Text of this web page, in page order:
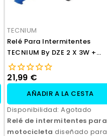
TECNIUM
Relé Para Intermitentes
TECNIUM By DZE 2 X 3W +
0.25W
21,99 €
AÑADIR A LA CESTA
Disponibilidad:Agotado
Relé de intermitentes para
motocicleta diseñado para